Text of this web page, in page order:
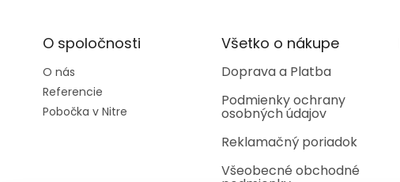
O spoločnosti
O nás
Referencie
Pobočka v Nitre
Všetko o nákupe
Doprava a Platba
Podmienky ochrany
osobných údajov
Reklamačný poriadok
Všeobecné obchodné